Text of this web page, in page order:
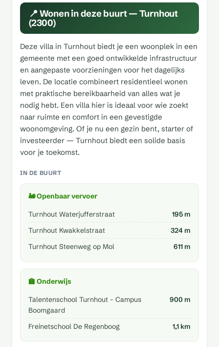
📍 Wonen in deze buurt — Turnhout
(2300)
Deze villa in Turnhout biedt je een woonplek in een
gemeente met een goed ontwikkelde infrastructuur
en aangepaste voorzieningen voor het dagelijks
leven. De locatie combineert residentieel wonen
met praktische bereikbaarheid van alles wat je
nodig hebt. Een villa hier is ideaal voor wie zoekt
naar ruimte en comfort in een gevestigde
woonomgeving. Of je nu een gezin bent, starter of
investeerder — Turnhout biedt een solide basis
voor je toekomst.
IN DE BUURT
🚂 Openbaar vervoer
Turnhout Waterjufferstraat
195 m
Turnhout Kwakkelstraat
324 m
Turnhout Steenweg op Mol
611 m
🏫 Onderwijs
Talentenschool Turnhout - Campus
Boomgaard
900 m
Freinetschool De Regenboog 1,1 km